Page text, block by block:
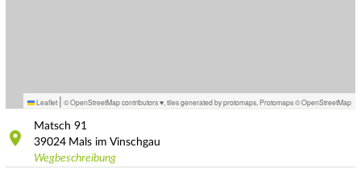
Leaflet | © OpenStreetMap contributors ♥, tiles generated by protomaps Protomaps©OpenStreetMap
Matsch 91
39024 Mals im Vinschgau
Wegbeschreibung